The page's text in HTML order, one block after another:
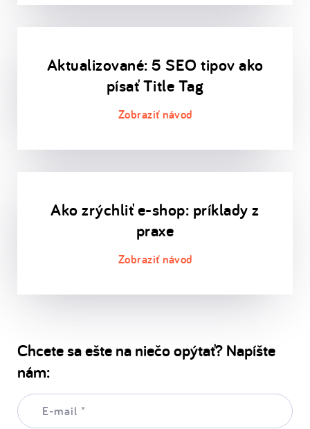
Aktualizované: 5 SEO tipov ako
písať Title Tag
Ako zrýchliť e-shop: príklady z
praxe
Chcete sa ešte na niečo opýtať? Napíšte
nám:
E-
mail: